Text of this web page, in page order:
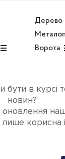
Дерево
Ворота
бути в курсі
новин?
оновлення
корисна